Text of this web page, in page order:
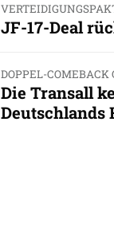
JF-17-Deal
DOPPEL-COMEBACK
Die Transall